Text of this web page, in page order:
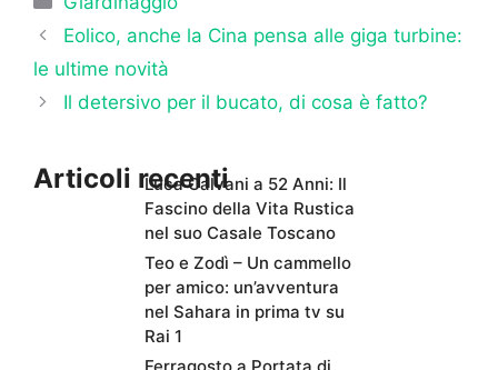
Eolico, anche la Cina pensa alle giga turbine:
le ultime novità
Il detersivo per il bucato, di cosa è fatto?
Articoli recentiLuca Calvani a 52 Anni: Il
Fascino della Vita Rustica
nel suo Casale Toscano
Teo e Zodì – Un cammello
per amico: un’avventura
nel Sahara in prima tv su
Rai 1